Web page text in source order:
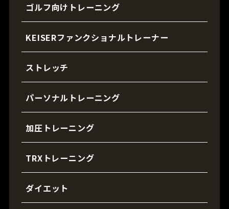
ゴルフ向けトレーニング
KEISERファンクショナルトレーナー
ストレッチ
パーソナルトレーニング
加圧トレーニング
TRXトレーニング
ダイエット